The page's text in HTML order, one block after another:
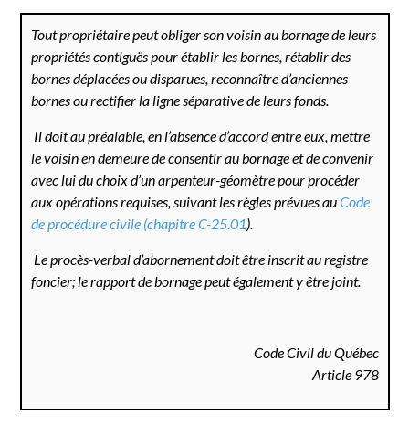
Tout propriétaire peut obliger son voisin au bornage de leurs
propriétés contiguës pour établir les bornes, rétablir des
bornes déplacées ou disparues, reconnaître d’anciennes
bornes ou rectifier la ligne séparative de leurs fonds.
Il doit au préalable, en l’absence d’accord entre eux, mettre
le voisin en demeure de consentir au bornage et de convenir
avec lui du choix d’un arpenteur-géomètre pour procéder
aux opérations requises, suivant les règles prévues auCode
de procédure civile (chapitre C-25.01).
Le procès-verbal d’abornement doit être inscrit au registre
foncier; le rapport de bornage peut également y être joint.
Code Civil du Québec
Article 978